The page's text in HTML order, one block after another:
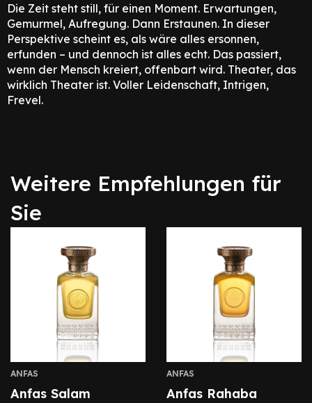
Die Zeit steht still, für einen Moment. Erwartungen,
Gemurmel, Aufregung. Dann Erstaunen. In dieser
Perspektive scheint es, als wäre alles ersonnen,
erfunden – und dennoch ist alles echt. Das passiert,
wenn der Mensch kreiert, offenbart wird. Theater, das
wirklich Theater ist. Voller Leidenschaft, Intrigen,
Frevel.
Weitere Empfehlungen für
Sie
ANFAS
Anfas Salam
ANFAS
Anfas Rahaba